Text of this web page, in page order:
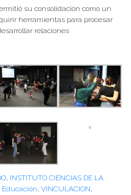
su consolidación como un
herramientas para procesar
relaciones
, INSTITUTO CIENCIAS DE LA
, VINCULACION,